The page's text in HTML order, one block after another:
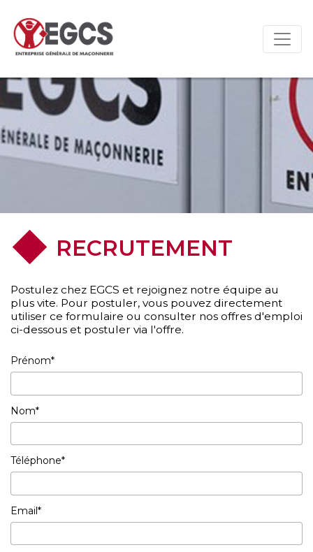
RECRUTEMENT
Postulez chez EGCS et rejoignez notre équipe au
plus vite. Pour postuler, vous pouvez directement
utiliser ce formulaire ou consulter nos offres d'emploi
ci-dessous et postuler via l'offre.
Prénom*
Nom*
Téléphone*
Email*